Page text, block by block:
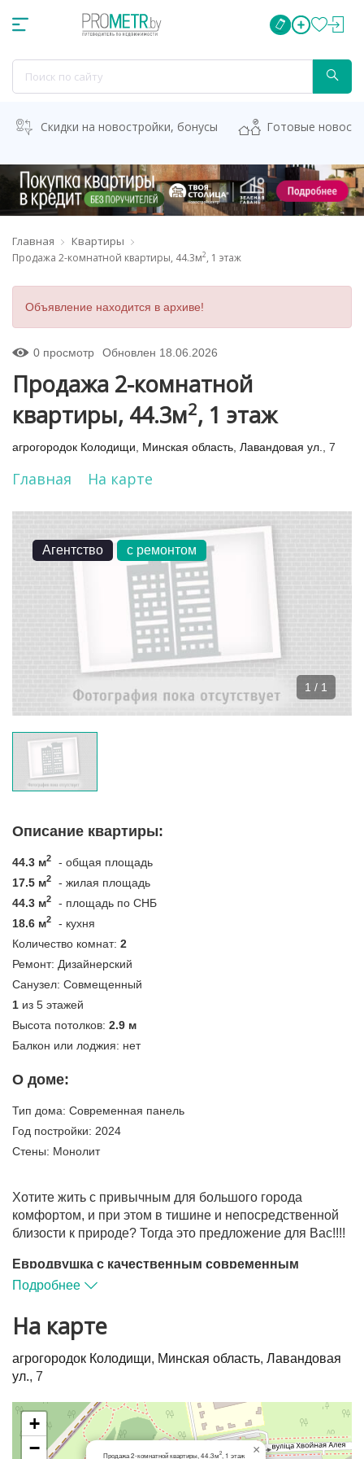
Скидки на новостройки, бонусы Готовые
Главная Квартиры
Продажа 2-комнатной квартиры, 44.3м2, 1 этаж
Объявление находится в архиве!
0 просмотр Обновлен 18.06.2026
Продажа 2-комнатной
квартиры, 44.3м2, 1 этаж
агрогородок Колодищи Минская область Лавандовая ул. , 7
Главная На карте
1 / 1
Агентство с ремонтом
Описание квартиры:
44.3 м2
- общая площадь
17.5 м2
- жилая площадь
44.3 м2
- площадь по СНБ
18.6 м2
- кухня
Количество комнат: 2
Ремонт: Дизайнерский
Санузел: Совмещенный
1 из 5 этажей
Высота потолков: 2.9 м
Балкон или лоджия: нет
О доме:
Тип дома: Современная панель
Год постройки: 2024
Стены: Монолит
Хотите жить с привычным для большого города
комфортом, и при этом в тишине и непосредственной
близости к природе? Тогда это предложение для Вас!!!!
Евродвушка с качественным современным
ремонтом, готовая к проживанию, в доме комфорт-
Мелодии леса ул. Лавандовая,7.
квартира находится на первом этаже 5-этажной секции!
современный тип кондиционера обеспечивает
эффективное охлаждение/обогрев и бесшумную
Подробнее
На карте
агрогородок Колодищи, Минская область, Лавандовая
ул., 7
Продажа 2-комнатной квартиры, 44.3м2 , 1 этаж ×
+
−